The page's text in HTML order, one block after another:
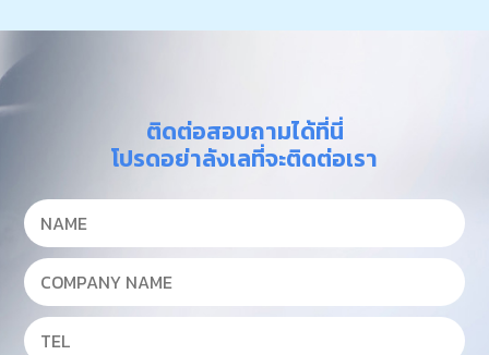
ติดต่อสอบถามได้ที่นี่
โปรดอย่าลังเลที่จะติดต่อเรา